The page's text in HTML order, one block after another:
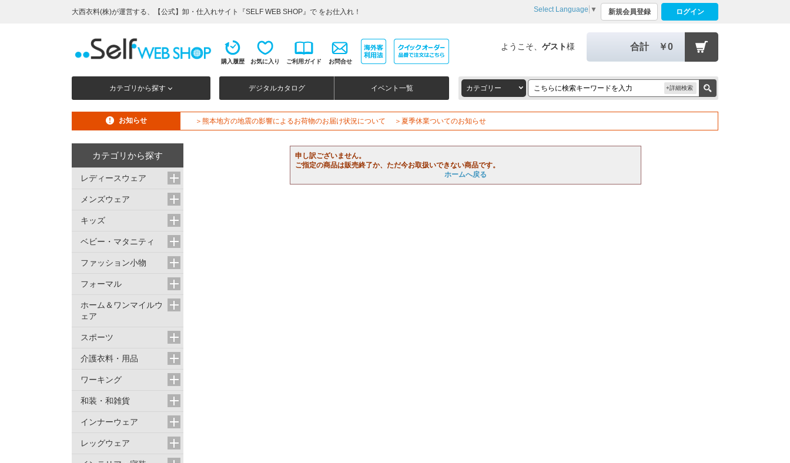
大西衣料(株)が運営する、【公式】卸・仕入れサイト『SELF WEB SHOP』で をお仕入れ！ ログイン
新規会員登録
Select Language ▼
購入履歴 お気に入り ご利用ガイド お問合せ
ようこそ、 ゲスト様 合計 ￥0
カテゴリから探す デジタルカタログ イベント一覧 カテゴリー +詳細検索
お知らせ ＞熊本地方の地震の影響によるお荷物のお届け状況について ＞夏季休業ついてのお知らせ
申し訳ございません。
ご指定の商品は販売終了か、ただ今お取扱いできない商品です。
ホームへ戻る
カテゴリから探す
レディースウェア
メンズウェア
キッズ
ベビー・マタニティ
ファッション小物
フォーマル
ホーム＆ワンマイルウ
ェア
スポーツ
介護衣料・用品
ワーキング
和装・和雑貨
インナーウェア
レッグウェア